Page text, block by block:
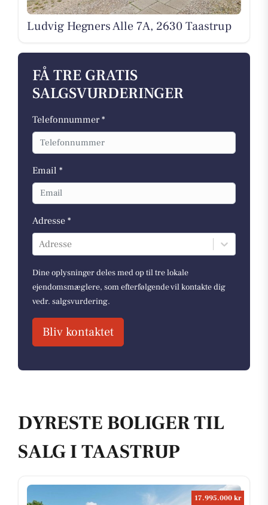
Ludvig Hegners Alle 7A, 2630 Taastrup
FÅ TRE GRATIS
SALGSVURDERINGER
Telefonnummer *
Email *
Adresse *
Adresse
Dine oplysninger deles med op til tre lokale
ejendomsmæglere, som efterfølgende vil kontakte dig
vedr. salgsvurdering.
Bliv kontaktet
DYRESTE BOLIGER TIL
SALG I TAASTRUP
17.995.000 kr